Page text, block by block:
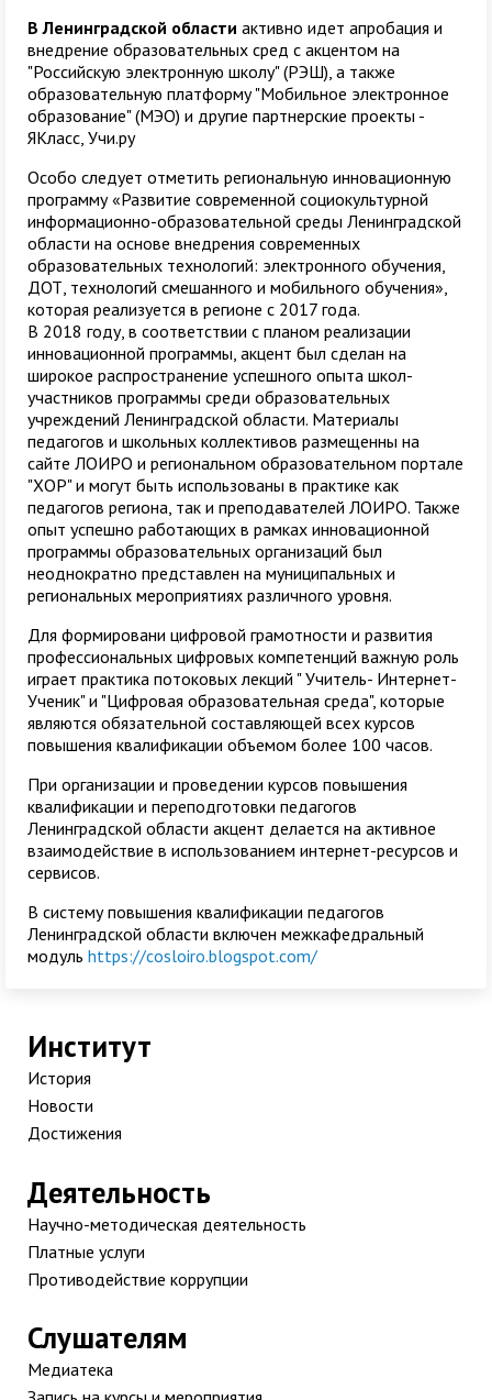
В Ленинградской области активно идет апробация и
внедрение образовательных сред с акцентом на
"Российскую электронную школу" (РЭШ), а также
образовательную платформу "Мобильное электронное
образование" (МЭО) и другие партнерские проекты -
ЯКласс, Учи.ру
Особо следует отметить региональную инновационную
программу «Развитие современной социокультурной
информационно-образовательной среды Ленинградской
области на основе внедрения современных
образовательных технологий: электронного обучения,
ДОТ, технологий смешанного и мобильного обучения»,
которая реализуется в регионе с 2017 года.
В 2018 году, в соответствии с планом реализации
инновационной программы, акцент был сделан на
широкое распространение успешного опыта школ-
участников программы среди образовательных
учреждений Ленинградской области. Материалы
педагогов и школьных коллективов размещенны на
сайте ЛОИРО и региональном образовательном портале
"ХОР" и могут быть использованы в практике как
педагогов региона, так и преподавателей ЛОИРО. Также
опыт успешно работающих в рамках инновационной
программы образовательных организаций был
неоднократно представлен на муниципальных и
региональных мероприятиях различного уровня.
Для формировани цифровой грамотности и развития
профессиональных цифровых компетенций важную роль
играет практика потоковых лекций " Учитель- Интернет-
Ученик" и "Цифровая образовательная среда", которые
являются обязательной составляющей всех курсов
повышения квалификации объемом более 100 часов.
При организации и проведении курсов повышения
квалификации и переподготовки педагогов
Ленинградской области акцент делается на активное
взаимодействие в использованием интернет-ресурсов и
сервисов.
В систему повышения квалификации педагогов
Ленинградской области включен межкафедральный
модуль https://cosloiro.blogspot.com/
Институт
История
Новости
Достижения
Деятельность
Научно-методическая деятельность
Платные услуги
Противодействие коррупции
Слушателям
Медиатека